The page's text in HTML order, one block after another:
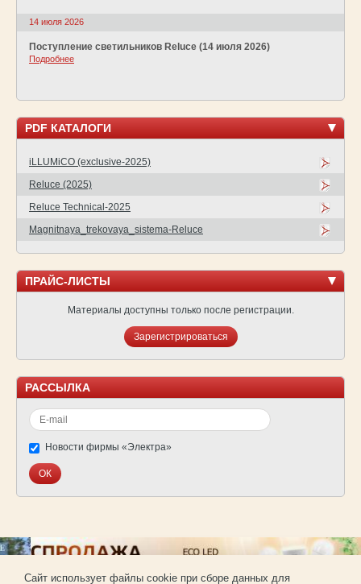
14 июля 2026
Поступление светильников Reluce (14 июля 2026)
Подробнее
PDF КАТАЛОГИ
iLLUMiCO (exclusive-2025)
Reluce (2025)
Reluce Technical-2025
Magnitnaya_trekovaya_sistema-Reluce
ПРАЙС-ЛИСТЫ
Материалы доступны только после регистрации.
Зарегистрироваться
РАССЫЛКА
Новости фирмы «Электра»
Cайт использует файлы cookie при сборе данных для